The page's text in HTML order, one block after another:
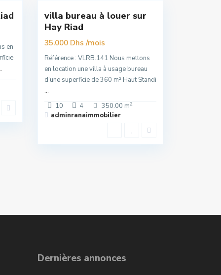
en
villa bureau à louer sur
Hay Riad
35.000 Dhs/mois
Référence : VLRB.141 Nous mettons
en location une villa à usage bureau
d’une superficie de 360 m² Haut Standi
...
10
4 350.00 m2
adminranaimmobilier
Dernières annonces